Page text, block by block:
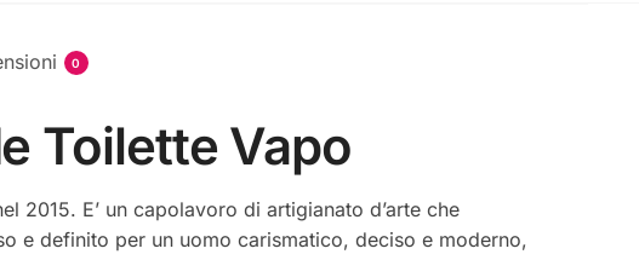
0
Toilette Vapo
2015. E’ un capolavoro di artigianato d’arte che
e definito per un uomo carismatico, deciso e moderno,